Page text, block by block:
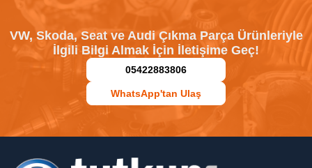
VW, Skoda, Seat ve Audi Çıkma Parça Ürünleriyle
İlgili Bilgi Almak İçin İletişime Geç!
05422883806
WhatsApp'tan Ulaş